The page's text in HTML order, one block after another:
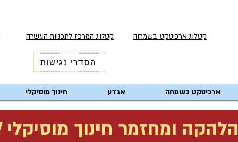
קטלוג המרכז לתכניות העשרה קטלוג ארכיטקט בשמחה
הסדרי נגישות
ארכיטקט בשמחה אגדע חינוך מוסיקלי
הלהקה ומחזמר חינוך מוסיקלי 1587